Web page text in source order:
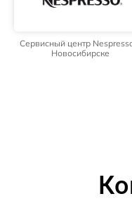
Сервисный центр
Новосибирске